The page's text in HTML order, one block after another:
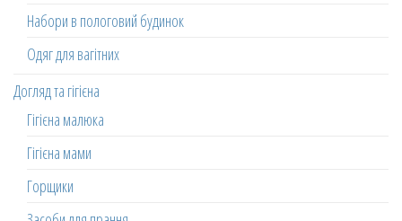
Набори в пологовий будинок
Одяг для вагітних
Догляд та гігієна
Гігієна малюка
Гігієна мами
Горщики